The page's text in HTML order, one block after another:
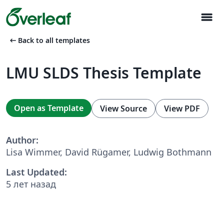
menu
arrow_left_alt Back to all templates
LMU SLDS Thesis Template
Open as Template View Source View PDF
Author:
Lisa Wimmer, David Rügamer, Ludwig Bothmann
Last Updated:
5 лет назад